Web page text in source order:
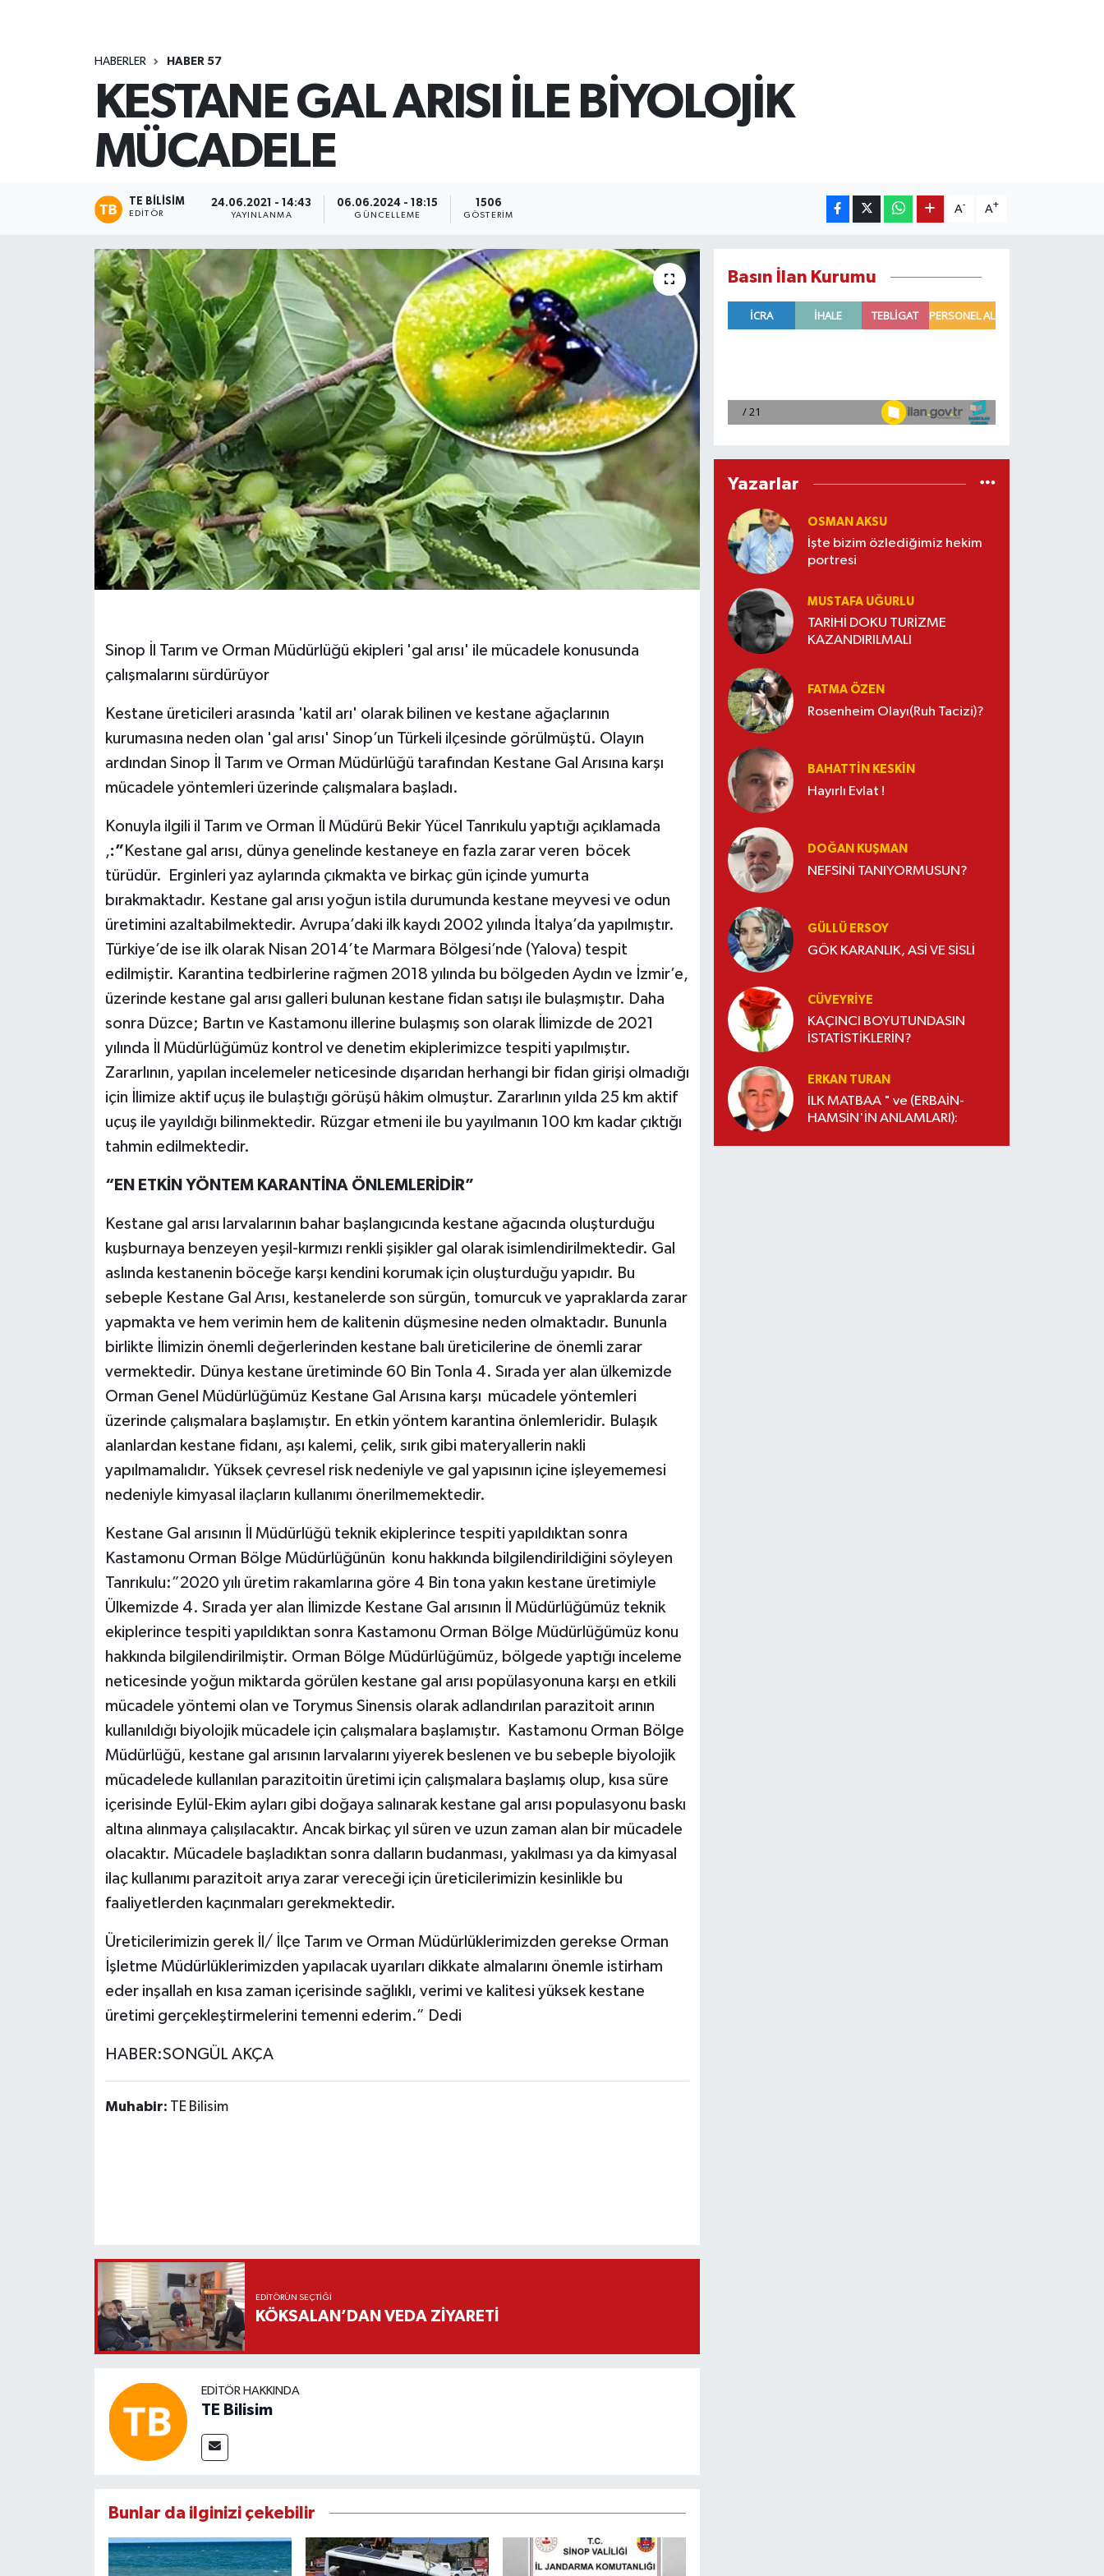
HABERLER HABER 57
KESTANE GAL ARISI İLE BİYOLOJİK
MÜCADELE
TE BILISIM
EDITÖR
24.06.2021 - 14:43
YAYINLANMA
06.06.2024 - 18:15
GÜNCELLEME
1506
GÖSTERIM
A- A+
Sinop İl Tarım ve Orman Müdürlüğü ekipleri 'gal arısı' ile mücadele konusunda
çalışmalarını sürdürüyor
Kestane üreticileri arasında 'katil arı' olarak bilinen ve kestane ağaçlarının
kurumasına neden olan 'gal arısı' Sinop’un Türkeli ilçesinde görülmüştü. Olayın
ardından Sinop İl Tarım ve Orman Müdürlüğü tarafından Kestane Gal Arısına karşı
mücadele yöntemleri üzerinde çalışmalara başladı.
Konuyla ilgili il Tarım ve Orman İl Müdürü Bekir Yücel Tanrıkulu yaptığı açıklamada
,:” Kestane gal arısı, dünya genelinde kestaneye en fazla zarar veren böcek
türüdür. Erginleri yaz aylarında çıkmakta ve birkaç gün içinde yumurta
bırakmaktadır. Kestane gal arısı yoğun istila durumunda kestane meyvesi ve odun
üretimini azaltabilmektedir. Avrupa’daki ilk kaydı 2002 yılında İtalya’da yapılmıştır.
Türkiye’de ise ilk olarak Nisan 2014’te Marmara Bölgesi’nde (Yalova) tespit
edilmiştir. Karantina tedbirlerine rağmen 2018 yılında bu bölgeden Aydın ve İzmir’e,
üzerinde kestane gal arısı galleri bulunan kestane fidan satışı ile bulaşmıştır. Daha
sonra Düzce; Bartın ve Kastamonu illerine bulaşmış son olarak İlimizde de 2021
yılında İl Müdürlüğümüz kontrol ve denetim ekiplerimizce tespiti yapılmıştır.
Zararlının, yapılan incelemeler neticesinde dışarıdan herhangi bir fidan girişi olmadığı
için İlimize aktif uçuş ile bulaştığı görüşü hâkim olmuştur. Zararlının yılda 25 km aktif
uçuş ile yayıldığı bilinmektedir. Rüzgar etmeni ile bu yayılmanın 100 km kadar çıktığı
tahmin edilmektedir.
“EN ETKİN YÖNTEM KARANTİNA ÖNLEMLERİDİR”
Kestane gal arısı larvalarının bahar başlangıcında kestane ağacında oluşturduğu
kuşburnaya benzeyen yeşil-kırmızı renkli şişikler gal olarak isimlendirilmektedir. Gal
aslında kestanenin böceğe karşı kendini korumak için oluşturduğu yapıdır. Bu
sebeple Kestane Gal Arısı, kestanelerde son sürgün, tomurcuk ve yapraklarda zarar
yapmakta ve hem verimin hem de kalitenin düşmesine neden olmaktadır. Bununla
birlikte İlimizin önemli değerlerinden kestane balı üreticilerine de önemli zarar
vermektedir. Dünya kestane üretiminde 60 Bin Tonla 4. Sırada yer alan ülkemizde
Orman Genel Müdürlüğümüz Kestane Gal Arısına karşı mücadele yöntemleri
üzerinde çalışmalara başlamıştır. En etkin yöntem karantina önlemleridir. Bulaşık
alanlardan kestane fidanı, aşı kalemi, çelik, sırık gibi materyallerin nakli
yapılmamalıdır. Yüksek çevresel risk nedeniyle ve gal yapısının içine işleyememesi
nedeniyle kimyasal ilaçların kullanımı önerilmemektedir.
Kestane Gal arısının İl Müdürlüğü teknik ekiplerince tespiti yapıldıktan sonra
Kastamonu Orman Bölge Müdürlüğünün konu hakkında bilgilendirildiğini söyleyen
Tanrıkulu:”2020 yılı üretim rakamlarına göre 4 Bin tona yakın kestane üretimiyle
Ülkemizde 4. Sırada yer alan İlimizde Kestane Gal arısının İl Müdürlüğümüz teknik
ekiplerince tespiti yapıldıktan sonra Kastamonu Orman Bölge Müdürlüğümüz konu
hakkında bilgilendirilmiştir. Orman Bölge Müdürlüğümüz, bölgede yaptığı inceleme
neticesinde yoğun miktarda görülen kestane gal arısı popülasyonuna karşı en etkili
mücadele yöntemi olan ve Torymus Sinensis olarak adlandırılan parazitoit arının
kullanıldığı biyolojik mücadele için çalışmalara başlamıştır. Kastamonu Orman Bölge
Müdürlüğü, kestane gal arısının larvalarını yiyerek beslenen ve bu sebeple biyolojik
mücadelede kullanılan parazitoitin üretimi için çalışmalara başlamış olup, kısa süre
içerisinde Eylül-Ekim ayları gibi doğaya salınarak kestane gal arısı populasyonu baskı
altına alınmaya çalışılacaktır. Ancak birkaç yıl süren ve uzun zaman alan bir mücadele
olacaktır. Mücadele başladıktan sonra dalların budanması, yakılması ya da kimyasal
ilaç kullanımı parazitoit arıya zarar vereceği için üreticilerimizin kesinlikle bu
faaliyetlerden kaçınmaları gerekmektedir.
Üreticilerimizin gerek İl/ İlçe Tarım ve Orman Müdürlüklerimizden gerekse Orman
İşletme Müdürlüklerimizden yapılacak uyarıları dikkate almalarını önemle istirham
eder inşallah en kısa zaman içerisinde sağlıklı, verimi ve kalitesi yüksek kestane
üretimi gerçekleştirmelerini temenni ederim.” Dedi
HABER:SONGÜL AKÇA
Muhabir: TE Bilisim
EDITÖRÜN SEÇTIĞI
KÖKSALAN’DAN VEDA ZİYARETİ
EDITÖR HAKKINDA
TE Bilisim
Bunlar da ilginizi çekebilir
Basın İlan Kurumu
Yazarlar
OSMAN AKSU
İşte bizim özlediğimiz hekim
portresi
MUSTAFA UĞURLU
TARİHİ DOKU TURİZME
KAZANDIRILMALI
FATMA ÖZEN
Rosenheim Olayı(Ruh Tacizi)?
BAHATTIN KESKİN
Hayırlı Evlat !
DOĞAN KUŞMAN
NEFSİNİ TANIYORMUSUN?
GÜLLÜ ERSOY
GÖK KARANLIK, ASİ VE SİSLİ
CÜVEYRIYE
KAÇINCI BOYUTUNDASIN
İSTATİSTİKLERİN?
ERKAN TURAN
İLK MATBAA " ve (ERBAİN-
HAMSİN'İN ANLAMLARI):